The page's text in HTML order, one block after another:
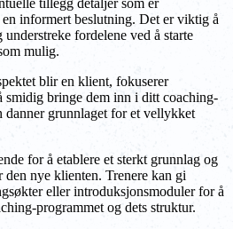
tillegg detaljer som er
informert beslutning. Det er viktig å
understreke fordelene ved å starte
mulig.
blir en klient, fokuserer
smidig bringe dem inn i ditt coaching-
danner grunnlaget for et vellykket
for å etablere et sterkt grunnlag og
nye klienten. Trenere kan gi
eller introduksjonsmoduler for å
programmet og dets struktur.